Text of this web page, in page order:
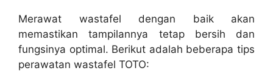
Merawat wastafel dengan baik akan
memastikan tampilannya tetap bersih dan
fungsinya optimal. Berikut adalah beberapa tips
perawatan wastafel TOTO: